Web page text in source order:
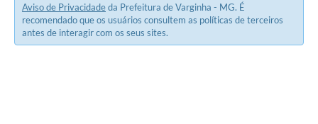
Aviso de Privacidadeda Prefeitura de Varginha - MG. É
recomendado que os usuários consultem as políticas de terceiros
antes de interagir com os seus sites.